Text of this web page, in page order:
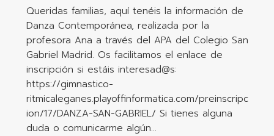
Queridas familias, aquí tenéis la información de
Danza Contemporánea, realizada por la
profesora Ana a través del APA del Colegio San
Gabriel Madrid. Os facilitamos el enlace de
inscripción si estáis interesad@s:
https://gimnastico-
ritmicaleganes.playoffinformatica.com/preinscripc
ion/17/DANZA-SAN-GABRIEL/ Si tienes alguna
duda o comunicarme algún…